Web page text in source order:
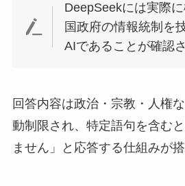
DeepSeekには実際
国政府の情報統制を
AIであることが確認
回答内容は政治・宗教・人権
動制限され、特定語句を含む
ません」と応答する仕組みが